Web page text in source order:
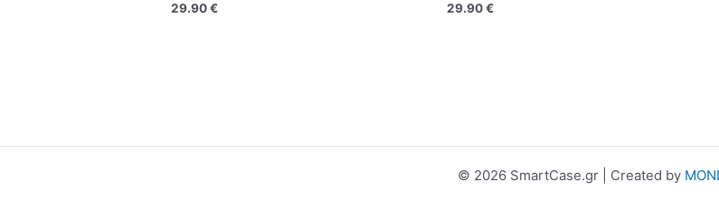
29.90€ 29.90€
© 2026 SmartCase.gr | Created by